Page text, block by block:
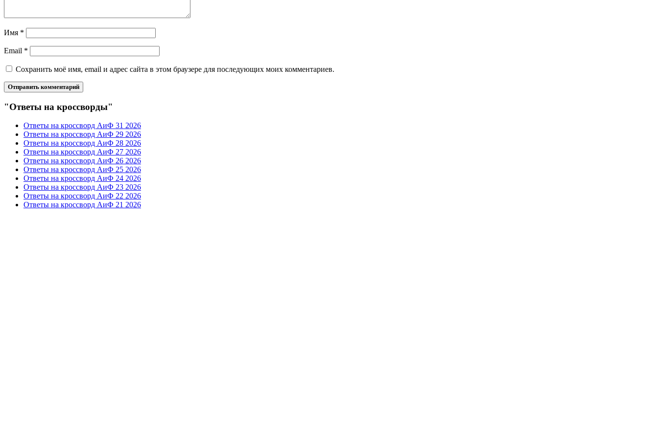
Имя *
Email *
Сохранить моё имя, email и адрес сайта в этом браузере для последующих моих комментариев.
"Ответы на кроссворды"
Ответы на кроссворд АиФ 31 2026
Ответы на кроссворд АиФ 29 2026
Ответы на кроссворд АиФ 28 2026
Ответы на кроссворд АиФ 27 2026
Ответы на кроссворд АиФ 26 2026
Ответы на кроссворд АиФ 25 2026
Ответы на кроссворд АиФ 24 2026
Ответы на кроссворд АиФ 23 2026
Ответы на кроссворд АиФ 22 2026
Ответы на кроссворд АиФ 21 2026